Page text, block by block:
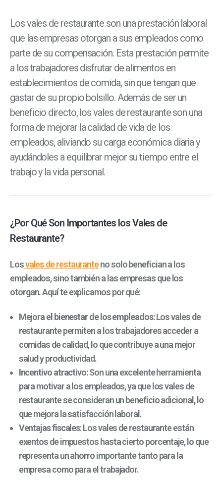
Los vales de restaurante son una prestación laboral
que las empresas otorgan a sus empleados como
parte de su compensación. Esta prestación permite
a los trabajadores disfrutar de alimentos en
establecimientos de comida, sin que tengan que
gastar de su propio bolsillo. Además de ser un
beneficio directo, los vales de restaurante son una
forma de mejorar la calidad de vida de los
empleados, aliviando su carga económica diaria y
ayudándoles a equilibrar mejor su tiempo entre el
trabajo y la vida personal.
¿Por Qué Son Importantes los Vales de
Restaurante?
Losvales de restauranteno solo benefician a los
empleados, sino también a las empresas que los
otorgan. Aquí te explicamos por qué:
Mejora el bienestar de los empleados: Los vales de
restaurante permiten a los trabajadores acceder a
comidas de calidad, lo que contribuye a una mejor
salud y productividad.
Incentivo atractivo: Son una excelente herramienta
para motivar a los empleados, ya que los vales de
restaurante se consideran un beneficio adicional, lo
que mejora la satisfacción laboral.
Ventajas fiscales: Los vales de restaurante están
exentos de impuestos hasta cierto porcentaje, lo que
representa un ahorro importante tanto para la
empresa como para el trabajador.